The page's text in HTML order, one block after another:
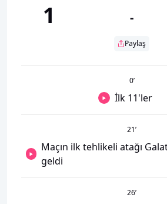
1 -
Paylaş
0’
İlk 11'ler
21’
Maçın ilk tehlikeli atağı
geldi
26’